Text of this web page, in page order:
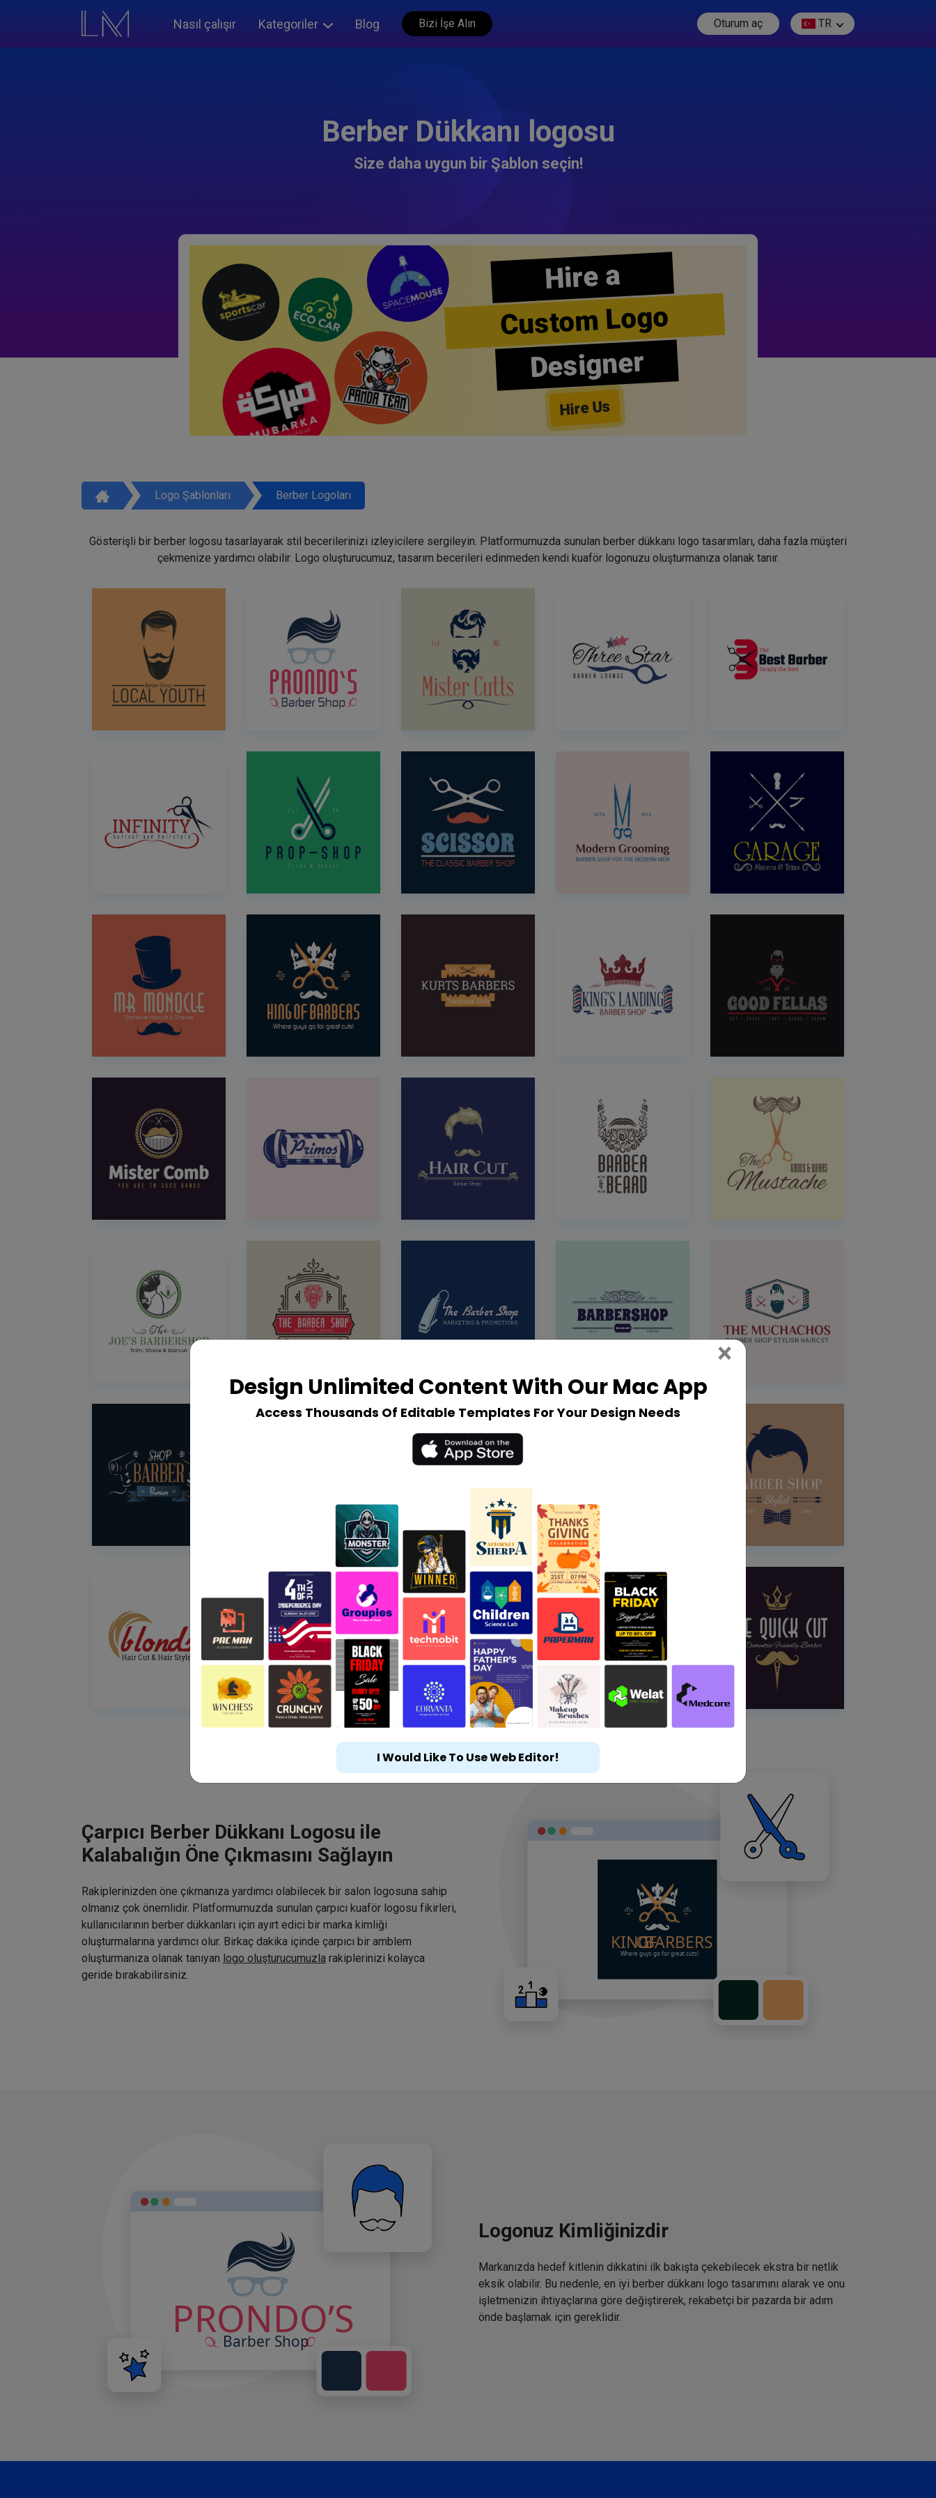
Nasıl çalışır Kategoriler Blog Bizi İşe Alın Oturum aç TR
Berber Dükkanı logosu
Size daha uygun bir Şablon seçin!
Hire a
Custom Logo
Designer
Hire Us
Logo Şablonları Berber Logoları
Gösterişli bir berber logosu tasarlayarak stil becerilerinizi izleyicilere sergileyin. Platformumuzda sunulan berber dükkanı logo tasarımları, daha fazla müşteri
çekmenize yardımcı olabilir. Logo oluşturucumuz, tasarım becerileri edinmeden kendi kuaför logonuzu oluşturmanıza olanak tanır.
Çarpıcı Berber Dükkanı Logosu ile
Kalabalığın Öne Çıkmasını Sağlayın
Rakiplerinizden öne çıkmanıza yardımcı olabilecek bir salon logosuna sahip
olmanız çok önemlidir. Platformumuzda sunulan çarpıcı kuaför logosu fikirleri,
kullanıcılarının berber dükkanları için ayırt edici bir marka kimliği
oluşturmalarına yardımcı olur. Birkaç dakika içinde çarpıcı bir amblem
oluşturmanıza olanak tanıyan logo oluşturucumuzla rakiplerinizi kolayca
geride bırakabilirsiniz.
Logonuz Kimliğinizdir
Markanızda hedef kitlenin dikkatini ilk bakışta çekebilecek ekstra bir netlik
eksik olabilir. Bu nedenle, en iyi berber dükkanı logo tasarımını alarak ve onu
işletmenizin ihtiyaçlarına göre değiştirerek, rekabetçi bir pazarda bir adım
önde başlamak için gereklidir.
Design Unlimited Content With Our Mac App
Access Thousands Of Editable Templates For Your Design Needs
× Close
I Would Like To Use Web Editor!